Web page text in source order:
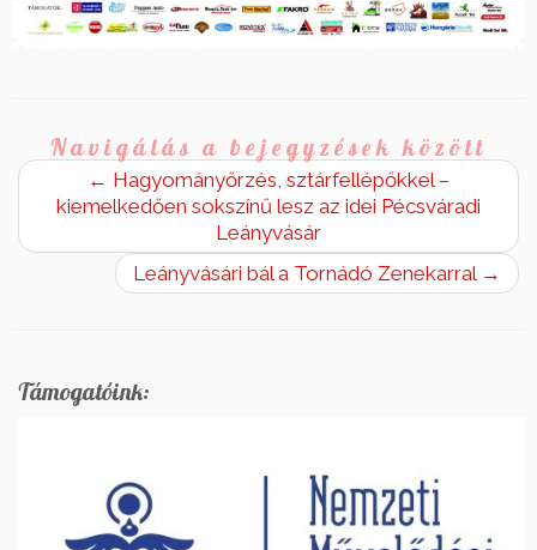
Navigálás a bejegyzések között
← Hagyományőrzés, sztárfellépőkkel –
kiemelkedően sokszínű lesz az idei Pécsváradi
Leányvásár
Leányvásári bál a Tornádó Zenekarral →
Támogatóink: